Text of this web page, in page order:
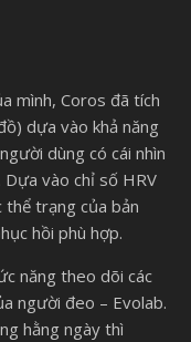
mình, Coros đã tích
dựa vào khả năng
dùng có cái nhìn
vào chỉ số HRV
trạng của bản
hồi phù hợp.
năng theo dõi các
người đeo – Evolab.
hằng ngày thì